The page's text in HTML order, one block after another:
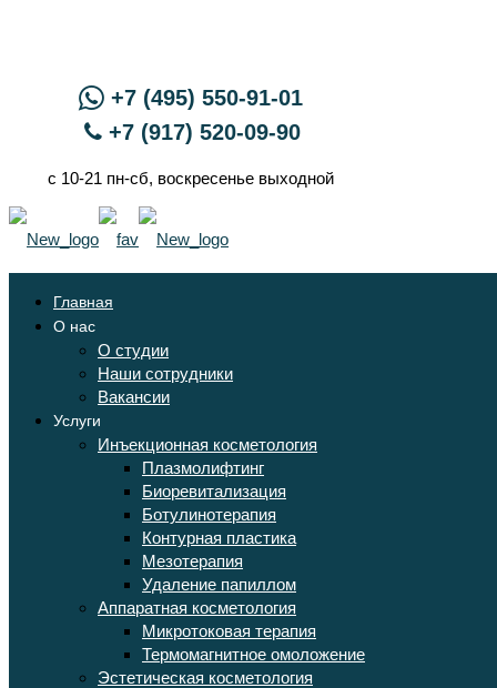
+7 (495) 550-91-01
+7 (917) 520-09-90
с 10-21 пн-сб, воскресенье выходной
Главная
О нас
О студии
Наши сотрудники
Вакансии
Услуги
Инъекционная косметология
Плазмолифтинг
Биоревитализация
Ботулинотерапия
Контурная пластика
Мезотерапия
Удаление папиллом
Аппаратная косметология
Микротоковая терапия
Термомагнитное омоложение
Эстетическая косметология